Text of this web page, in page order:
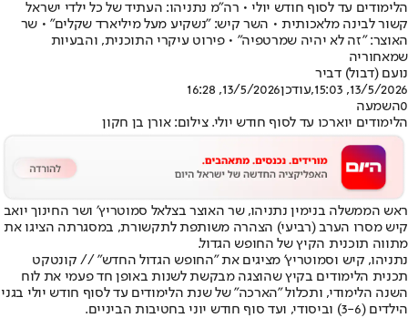
הלימודים עד לסוף חודש יולי • רה"מ נתניהו: העתיד של כל ילדי ישראל
קשור לבינה מלאכותית • השר קיש: "נשקיע מעל מיליארד שקלים" • שר
האוצר: "זה לא יהיה שמרטפיה" • פירוט עיקרי התוכנית, והבעיות
שמאחוריה
נועם (דבול) דביר
13/5/2026, 15:03
,עודכן13/5/2026, 16:28
0השמעה
הלימודים יוארכו עד לסוף חודש יולי. צילום: אורן בן חקון
ראש הממשלה בנימין נתניהו, שר האוצר בצלאל סמוטריץ׳ ושר החינוך יואב
קיש מסרו הערב (רביעי) הצהרה משותפת לתקשורת, במסגרתה הציגו את
מתווה תוכנית הקיץ של החופש הגדול.
נתניהו, קיש וסמוטריץ' מציגים את "החופש הגדול החדש" // קונטקט
תכנית הלימודים בקיץ שהוצגה מבקשת לשנות באופן חד פעמי את לוח
השנה הלימודי, ותכלול "הארכה" של שנת הלימודים עד לסוף חודש יולי בגני
הילדים (3-6) וביסודי, ועד סוף חודש יוני בחטיבות הביניים.